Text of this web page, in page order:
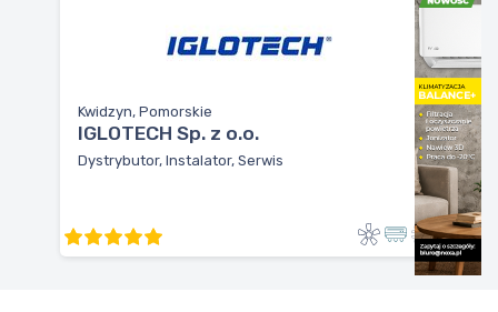
Kwidzyn, Pomorskie
IGLOTECH Sp. z o.o.
Dystrybutor, Instalator, Serwis